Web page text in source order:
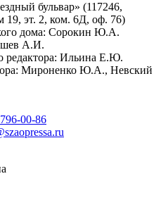
бульвар» (117246,
19, эт. 2, ком. 6Д, оф. 76)
дома: Сорокин Ю.А.
А.И.
редактора: Ильина Е.Ю.
Мироненко Ю.А., Невский
00-86